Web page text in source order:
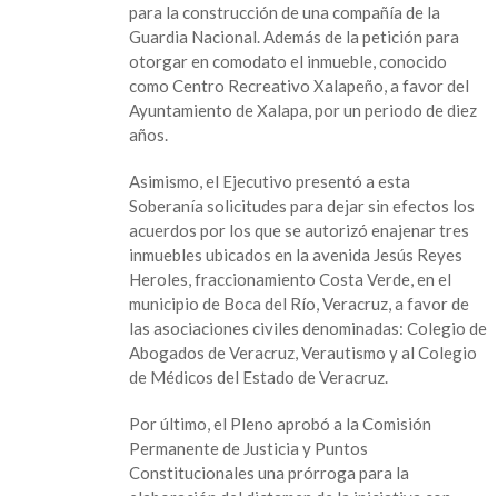
para la construcción de una compañía de la
Guardia Nacional. Además de la petición para
otorgar en comodato el inmueble, conocido
como Centro Recreativo Xalapeño, a favor del
Ayuntamiento de Xalapa, por un periodo de diez
años.
Asimismo, el Ejecutivo presentó a esta
Soberanía solicitudes para dejar sin efectos los
acuerdos por los que se autorizó enajenar tres
inmuebles ubicados en la avenida Jesús Reyes
Heroles, fraccionamiento Costa Verde, en el
municipio de Boca del Río, Veracruz, a favor de
las asociaciones civiles denominadas: Colegio de
Abogados de Veracruz, Verautismo y al Colegio
de Médicos del Estado de Veracruz.
Por último, el Pleno aprobó a la Comisión
Permanente de Justicia y Puntos
Constitucionales una prórroga para la